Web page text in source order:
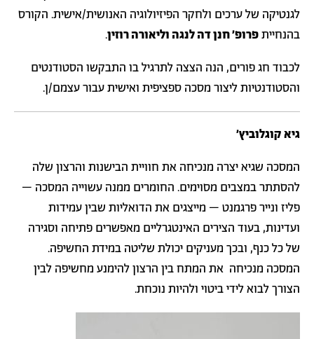
לגנטיקה של ערכים ולחקר הפיזיולוגיה האנושית/אישית. הקורס
בהנחייתפרופ' חנן דה לנגה וליאורה רוזין.
לכבוד חג פורים, הנה הצצה לתרגיל בו התבקשו הסטודנטים
והסטודנטיות ליצור מסכה ספציפית ואישית עבור עצמם/ן.
גיא קוגלוביץ׳
המסכה שגיא יצרה מנכיחה את חוויית הבישנות והרצון שלה
להסתתר במצבים מסוימים. החומרים ממנה עשוייה המסכה –
פליז ונייר פרגמנט – מייצגים את הדואליות שבין עמידות
ועדינות, בעוד הצירים האינטגרליים מאפשרים פתיחה וסגירה
של כל כנף, ובכך מעניקים יכולת שליטה במידת החשיפה.
המסכה מנכיחה את המתח בין הרצון להימנע מחשיפה לבין
הצורך לבוא לידי ביטוי ולהיות נוכחת.